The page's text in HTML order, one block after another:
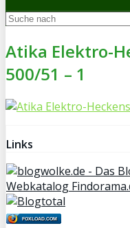
Atika Elektro-
500/51 – 1
Links
Webkatalog
FOXLOAD.COM